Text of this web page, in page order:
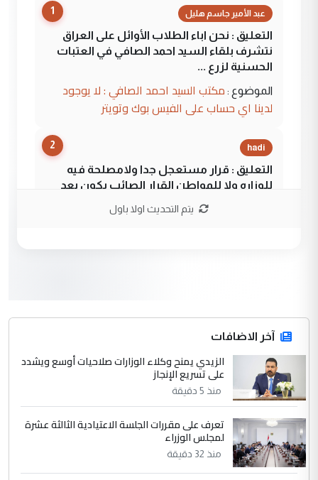
1 عبد الأمير جاسم هليل
التعليق : نحن اباء الطلاب الأوائل على العراق
نتشرف بلقاء السيد احمد الصافي في العتبات
الحسنية لزرع ...
الموضوع : مكتب السيد احمد الصافي : لا يوجود
لدينا اي حساب على الفيس بوك وتويتر
2 hadi
التعليق : قرار مستعجل جدا ولامصلحة فيه
للوزاره ولا للمواطن القرار الصائب يكون بعد
جنسية الرافد الثالث للعراق ومن اصول عريقة
ابا فرات ...
الموضوع :
الجواهري يرد على صدام حسين سل
مضجعيك يابن الزنا (نص كامل)
التعليق : واحد من عصابة علي ماما يسقط
جنسية الرافد الثالث للعراق ومن اصول عريقة
ابا فرات ...
يتم التحديث اولا باول
آخر الاضافات
الزيدي يمنح وكلاء الوزارات صلاحيات أوسع ويشدد
على تسريع الإنجاز
منذ 5 دقيقة
تعرف على مقررات الجلسة الاعتيادية الثالثة عشرة
لمجلس الوزراء
منذ 32 دقيقة